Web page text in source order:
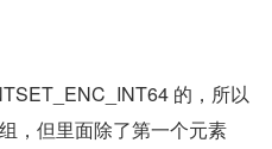
的，所以
，但里面除了第一个元素